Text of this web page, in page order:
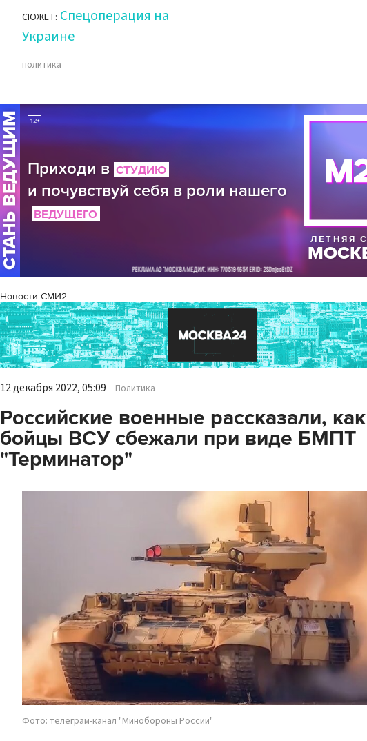
СЮЖЕТ: Спецоперация на
Украине
политика
Новости СМИ2
12 декабря 2022, 05:09 Политика
Российские военные рассказали, как
бойцы ВСУ сбежали при виде БМПТ
"Терминатор"
Фото: телеграм-канал "Минобороны России"